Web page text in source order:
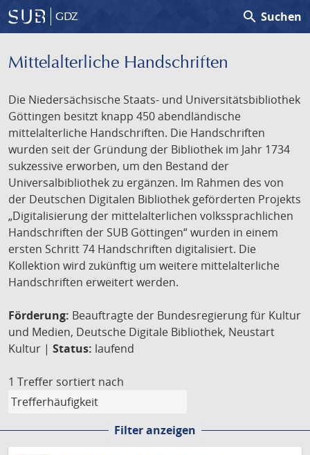
GDZ search Suchen
Mittelalterliche Handschriften
Die Niedersächsische Staats- und Universitätsbibliothek
Göttingen besitzt knapp 450 abendländische
mittelalterliche Handschriften. Die Handschriften
wurden seit der Gründung der Bibliothek im Jahr 1734
sukzessive erworben, um den Bestand der
Universalbibliothek zu ergänzen. Im Rahmen des von
der Deutschen Digitalen Bibliothek geförderten Projekts
„Digitalisierung der mittelalterlichen volkssprachlichen
Handschriften der SUB Göttingen“ wurden in einem
ersten Schritt 74 Handschriften digitalisiert. Die
Kollektion wird zukünftig um weitere mittelalterliche
Handschriften erweitert werden.
Förderung: Beauftragte der Bundesregierung für Kultur
und Medien, Deutsche Digitale Bibliothek, Neustart
Kultur | Status: laufend
1 Treffer sortiert nach
Filter anzeigen